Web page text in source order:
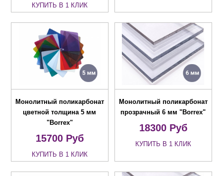
КУПИТЬ В 1 КЛИК
Монолитный поликарбонат
цветной толщина 5 мм
"Borrex"
15700Руб
КУПИТЬ В 1 КЛИК
Монолитный поликарбонат
прозрачный 6 мм "Borrex"
18300Руб
КУПИТЬ В 1 КЛИК